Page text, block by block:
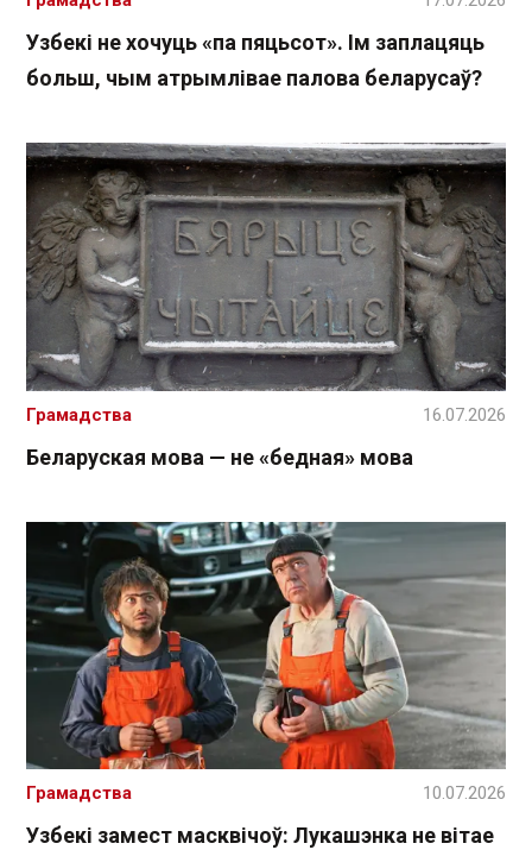
Узбекі не хочуць «па пяцьсот». Ім заплацяць
больш, чым атрымлівае палова беларусаў?
Беларуская мова — не «бедная» мова
Грамадства 16.07.2026
Узбекі замест масквічоў: Лукашэнка не вітае
Грамадства 10.07.2026